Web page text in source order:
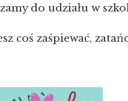
do udziału w
coś zaśpiewać,
Zgoda